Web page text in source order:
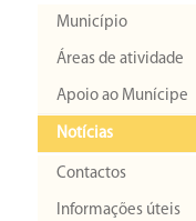
Município
Áreas de atividade
Apoio ao Munícipe
Notícias
Contactos
Informações úteis